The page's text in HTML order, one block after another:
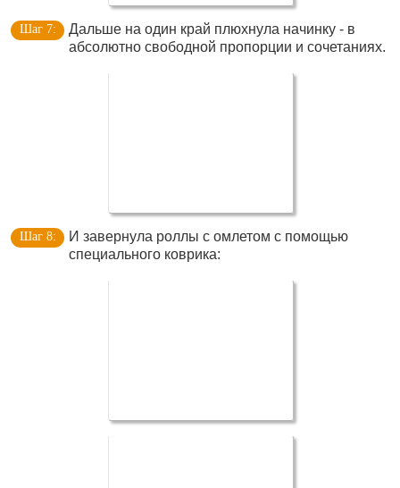
Дальше на один край плюхнула начинку - в
абсолютно свободной пропорции и сочетаниях.
И завернула роллы с омлетом с помощью
специального коврика: